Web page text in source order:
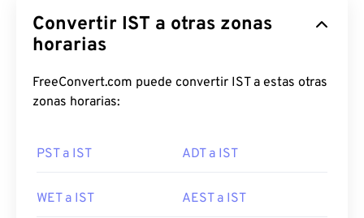
Convertir IST a otras zonas
horarias
FreeConvert.com puede convertir IST a estas otras
zonas horarias:
PST a IST ADT a IST
WET a IST AEST a IST